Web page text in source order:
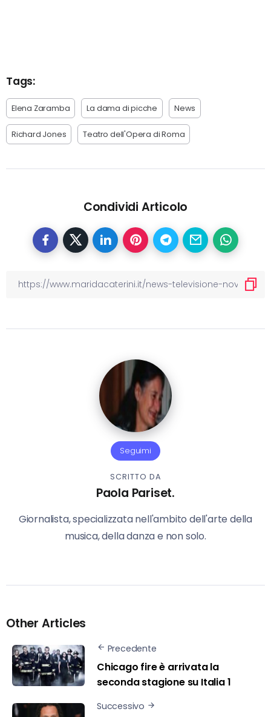
Tags:
Elena Zaramba La dama di picche News
Richard Jones Teatro dell'Opera di Roma
Condividi Articolo
Seguimi
SCRITTO DA
Paola Pariset.
Giornalista, specializzata nell'ambito dell'arte della
musica, della danza e non solo.
Other Articles
Precedente
Chicago fire è arrivata la
seconda stagione su Italia 1
Successivo